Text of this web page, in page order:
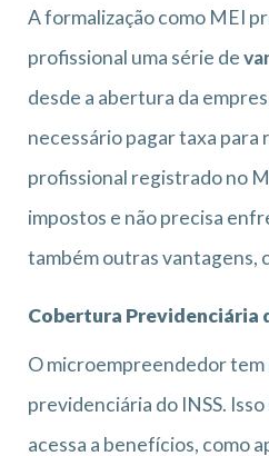
A formalização como MEI
profissional uma série de
desde a abertura da
necessário pagar taxa para
profissional registrado no
impostos e não precisa
também outras vantagens,
Cobertura Previdenciária
O microempreendedor
previdenciária do INSS.
acessa a benefícios, como